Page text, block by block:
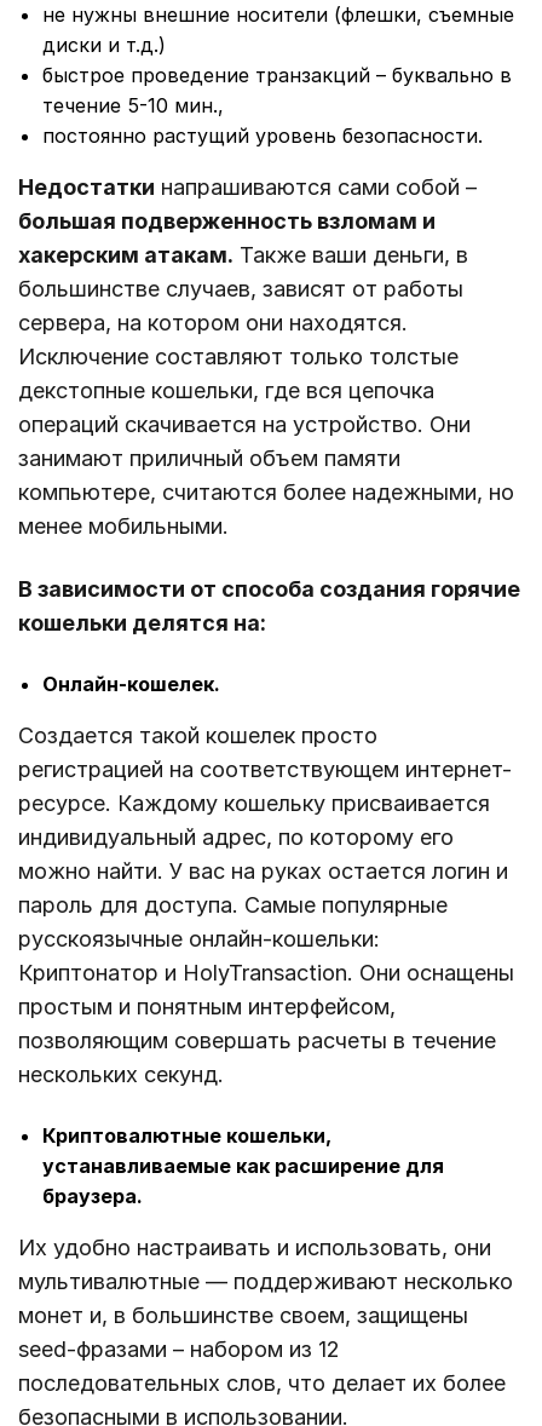
не нужны внешние носители (флешки, съемные
диски и т.д.)
быстрое проведение транзакций – буквально в
течение 5-10 мин.,
постоянно растущий уровень безопасности.
Недостатки напрашиваются сами собой –
большая подверженность взломам и
хакерским атакам. Также ваши деньги, в
большинстве случаев, зависят от работы
сервера, на котором они находятся.
Исключение составляют только толстые
декстопные кошельки, где вся цепочка
операций скачивается на устройство. Они
занимают приличный объем памяти
компьютере, считаются более надежными, но
менее мобильными.
В зависимости от способа создания горячие
кошельки делятся на:
Онлайн-кошелек.
Создается такой кошелек просто
регистрацией на соответствующем интернет-
ресурсе. Каждому кошельку присваивается
индивидуальный адрес, по которому его
можно найти. У вас на руках остается логин и
пароль для доступа. Самые популярные
русскоязычные онлайн-кошельки:
Криптонатор и HolyTransaction. Они оснащены
простым и понятным интерфейсом,
позволяющим совершать расчеты в течение
нескольких секунд.
Криптовалютные кошельки,
устанавливаемые как расширение для
браузера.
Их удобно настраивать и использовать, они
мультивалютные — поддерживают несколько
монет и, в большинстве своем, защищены
seed-фразами – набором из 12
последовательных слов, что делает их более
безопасными в использовании.